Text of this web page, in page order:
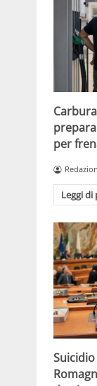
per
Leggi di
Suicidio